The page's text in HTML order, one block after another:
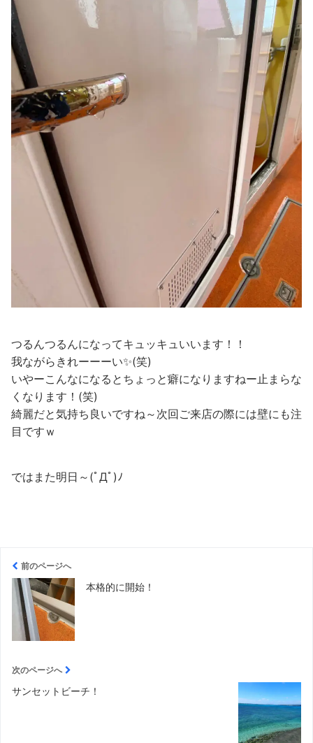
つるんつるんになってキュッキュいいます！！
我ながらきれーーーい✨(笑)
いやーこんなになるとちょっと癖になりますねー止まらな
くなります！(笑)
綺麗だと気持ち良いですね～次回ご来店の際には壁にも注
目ですｗ
ではまた明日～(ﾟДﾟ)ﾉ
前のページへ
本格的に開始！
次のページへ
サンセットビーチ！